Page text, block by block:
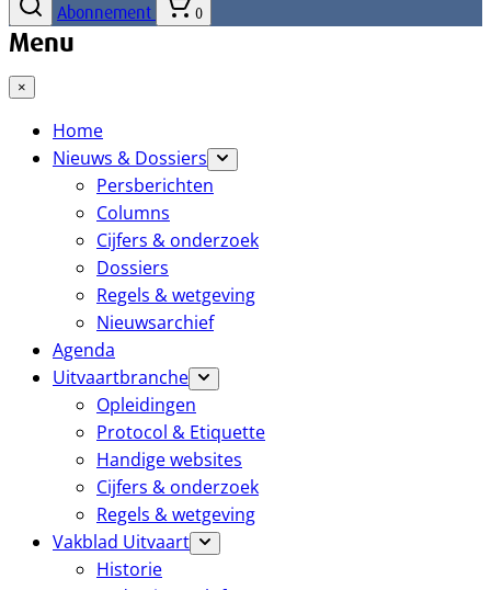
Abonnement 0
Menu
×
Home
Nieuws & Dossiers
Persberichten
Columns
Cijfers & onderzoek
Dossiers
Regels & wetgeving
Nieuwsarchief
Agenda
Uitvaartbranche
Opleidingen
Protocol & Etiquette
Handige websites
Cijfers & onderzoek
Regels & wetgeving
Vakblad Uitvaart
Historie